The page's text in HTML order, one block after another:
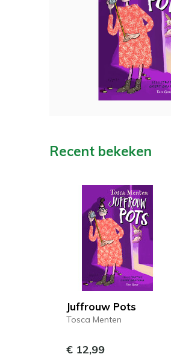
Recent bekeken
Juffrouw Pots
Tosca Menten
€ 12,99